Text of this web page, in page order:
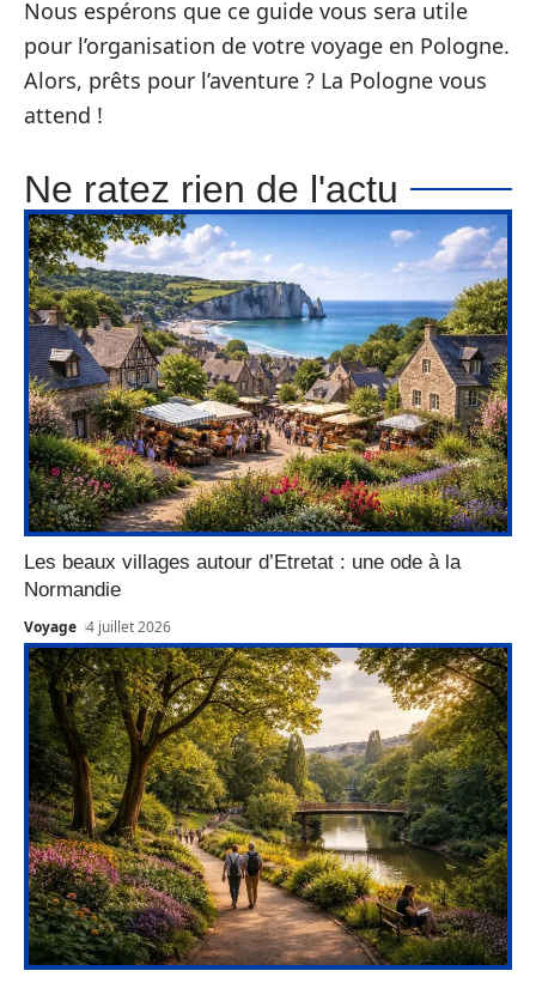
Nous espérons que ce guide vous sera utile
pour l’organisation de votre voyage en Pologne.
Alors, prêts pour l’aventure ? La Pologne vous
attend !
Ne ratez rien de l'actu
Les beaux villages autour d’Etretat : une ode à la
Normandie
Voyage 4 juillet 2026